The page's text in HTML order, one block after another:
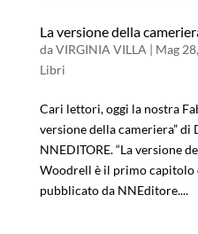
La versione della
daVIRGINIA VILLA | Mag
Libri
Cari lettori, oggi la nostra
versione della cameriera”
NNEDITORE. “La versione
Woodrell è il primo capitolo
pubblicato da NNEditore....